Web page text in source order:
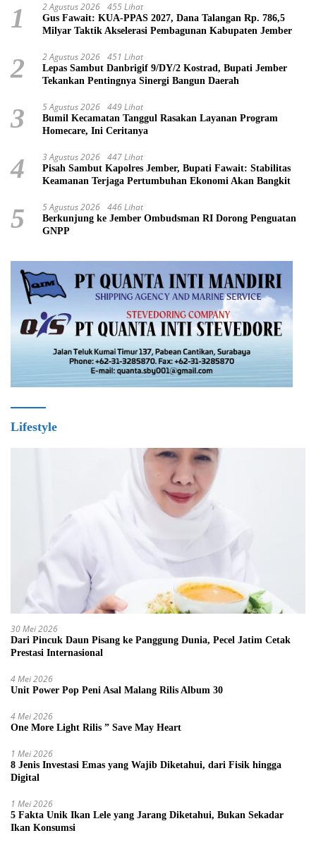
1 2 Agustus 2026 455 Lihat
Gus Fawait: KUA-PPAS 2027, Dana Talangan Rp. 786,5
Milyar Taktik Akselerasi Pembagunan Kabupaten Jember
2 2 Agustus 2026 451 Lihat
Lepas Sambut Danbrigif 9/DY/2 Kostrad, Bupati Jember
Tekankan Pentingnya Sinergi Bangun Daerah
3 5 Agustus 2026 449 Lihat
Bumil Kecamatan Tanggul Rasakan Layanan Program
Homecare, Ini Ceritanya
4 3 Agustus 2026 447 Lihat
Pisah Sambut Kapolres Jember, Bupati Fawait: Stabilitas
Keamanan Terjaga Pertumbuhan Ekonomi Akan Bangkit
5 5 Agustus 2026 446 Lihat
Berkunjung ke Jember Ombudsman RI Dorong Penguatan
GNPP
Lifestyle
30 Mei 2026
Dari Pincuk Daun Pisang ke Panggung Dunia, Pecel Jatim Cetak
Prestasi Internasional
4 Mei 2026
Unit Power Pop Peni Asal Malang Rilis Album 30
4 Mei 2026
One More Light Rilis ” Save May Heart
1 Mei 2026
8 Jenis Investasi Emas yang Wajib Diketahui, dari Fisik hingga
Digital
1 Mei 2026
5 Fakta Unik Ikan Lele yang Jarang Diketahui, Bukan Sekadar
Ikan Konsumsi